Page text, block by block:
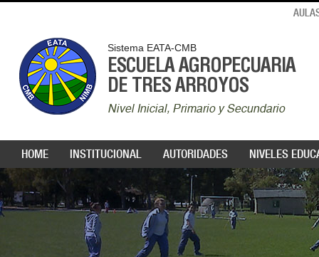
Sistema EATA-CMB
ESCUELA AGROPECUARIA
DE TRES ARROYOS
Nivel Inicial, Primario y Secundario
HOME INSTITUCIONAL AUTORIDADES NIVELES